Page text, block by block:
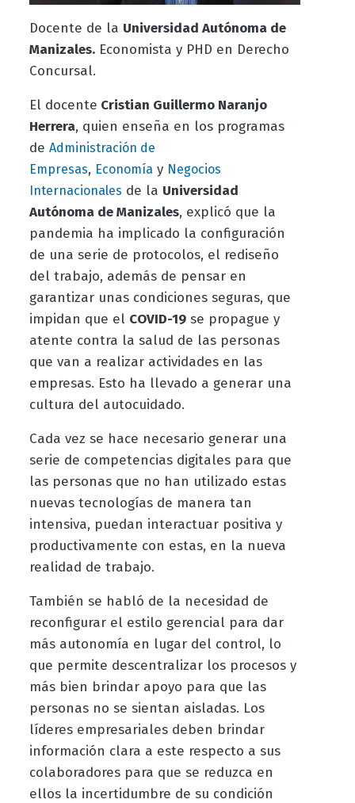
Docente de la Universidad Autónoma de
Manizales.Economista y PHD en Derecho
Concursal.
El docente Cristian Guillermo Naranjo
Herrera, quien enseña en los programas
de Administración de
Empresas, Economíay Negocios
Internacionales de la Universidad
Autónoma de Manizales, explicó que la
pandemia ha implicado la configuración
de una serie de protocolos, el rediseño
del trabajo, además de pensar en
garantizar unas condiciones seguras, que
impidan que el COVID-19se propague y
atente contra la salud de las personas
que van a realizar actividades en las
empresas. Esto ha llevado a generar una
cultura del autocuidado.
Cada vez se hace necesario generar una
serie de competencias digitales para que
las personas que no han utilizado estas
nuevas tecnologías de manera tan
intensiva, puedan interactuar positiva y
productivamente con estas, en la nueva
realidad de trabajo.
También se habló de la necesidad de
reconfigurar el estilo gerencial para dar
más autonomía en lugar del control, lo
que permite descentralizar los procesos y
más bien brindar apoyo para que las
personas no se sientan aisladas. Los
líderes empresariales deben brindar
información clara a este respecto a sus
colaboradores para que se reduzca en
ellos la incertidumbre de su condición